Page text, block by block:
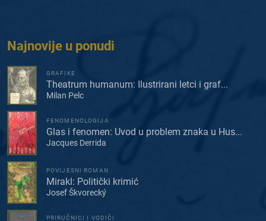
Najnovije u ponudi
GRAFIKE
Theatrum humanum: Ilustrirani letci i graf...
Milan Pelc
FENOMENOLOGIJA
Glas i fenomen: Uvod u problem znaka u Hus...
Jacques Derrida
POVIJESNI ROMAN
Mirakl: Politički krimić
Josef Škvorecký
PRIRUČNICI I VODIČI